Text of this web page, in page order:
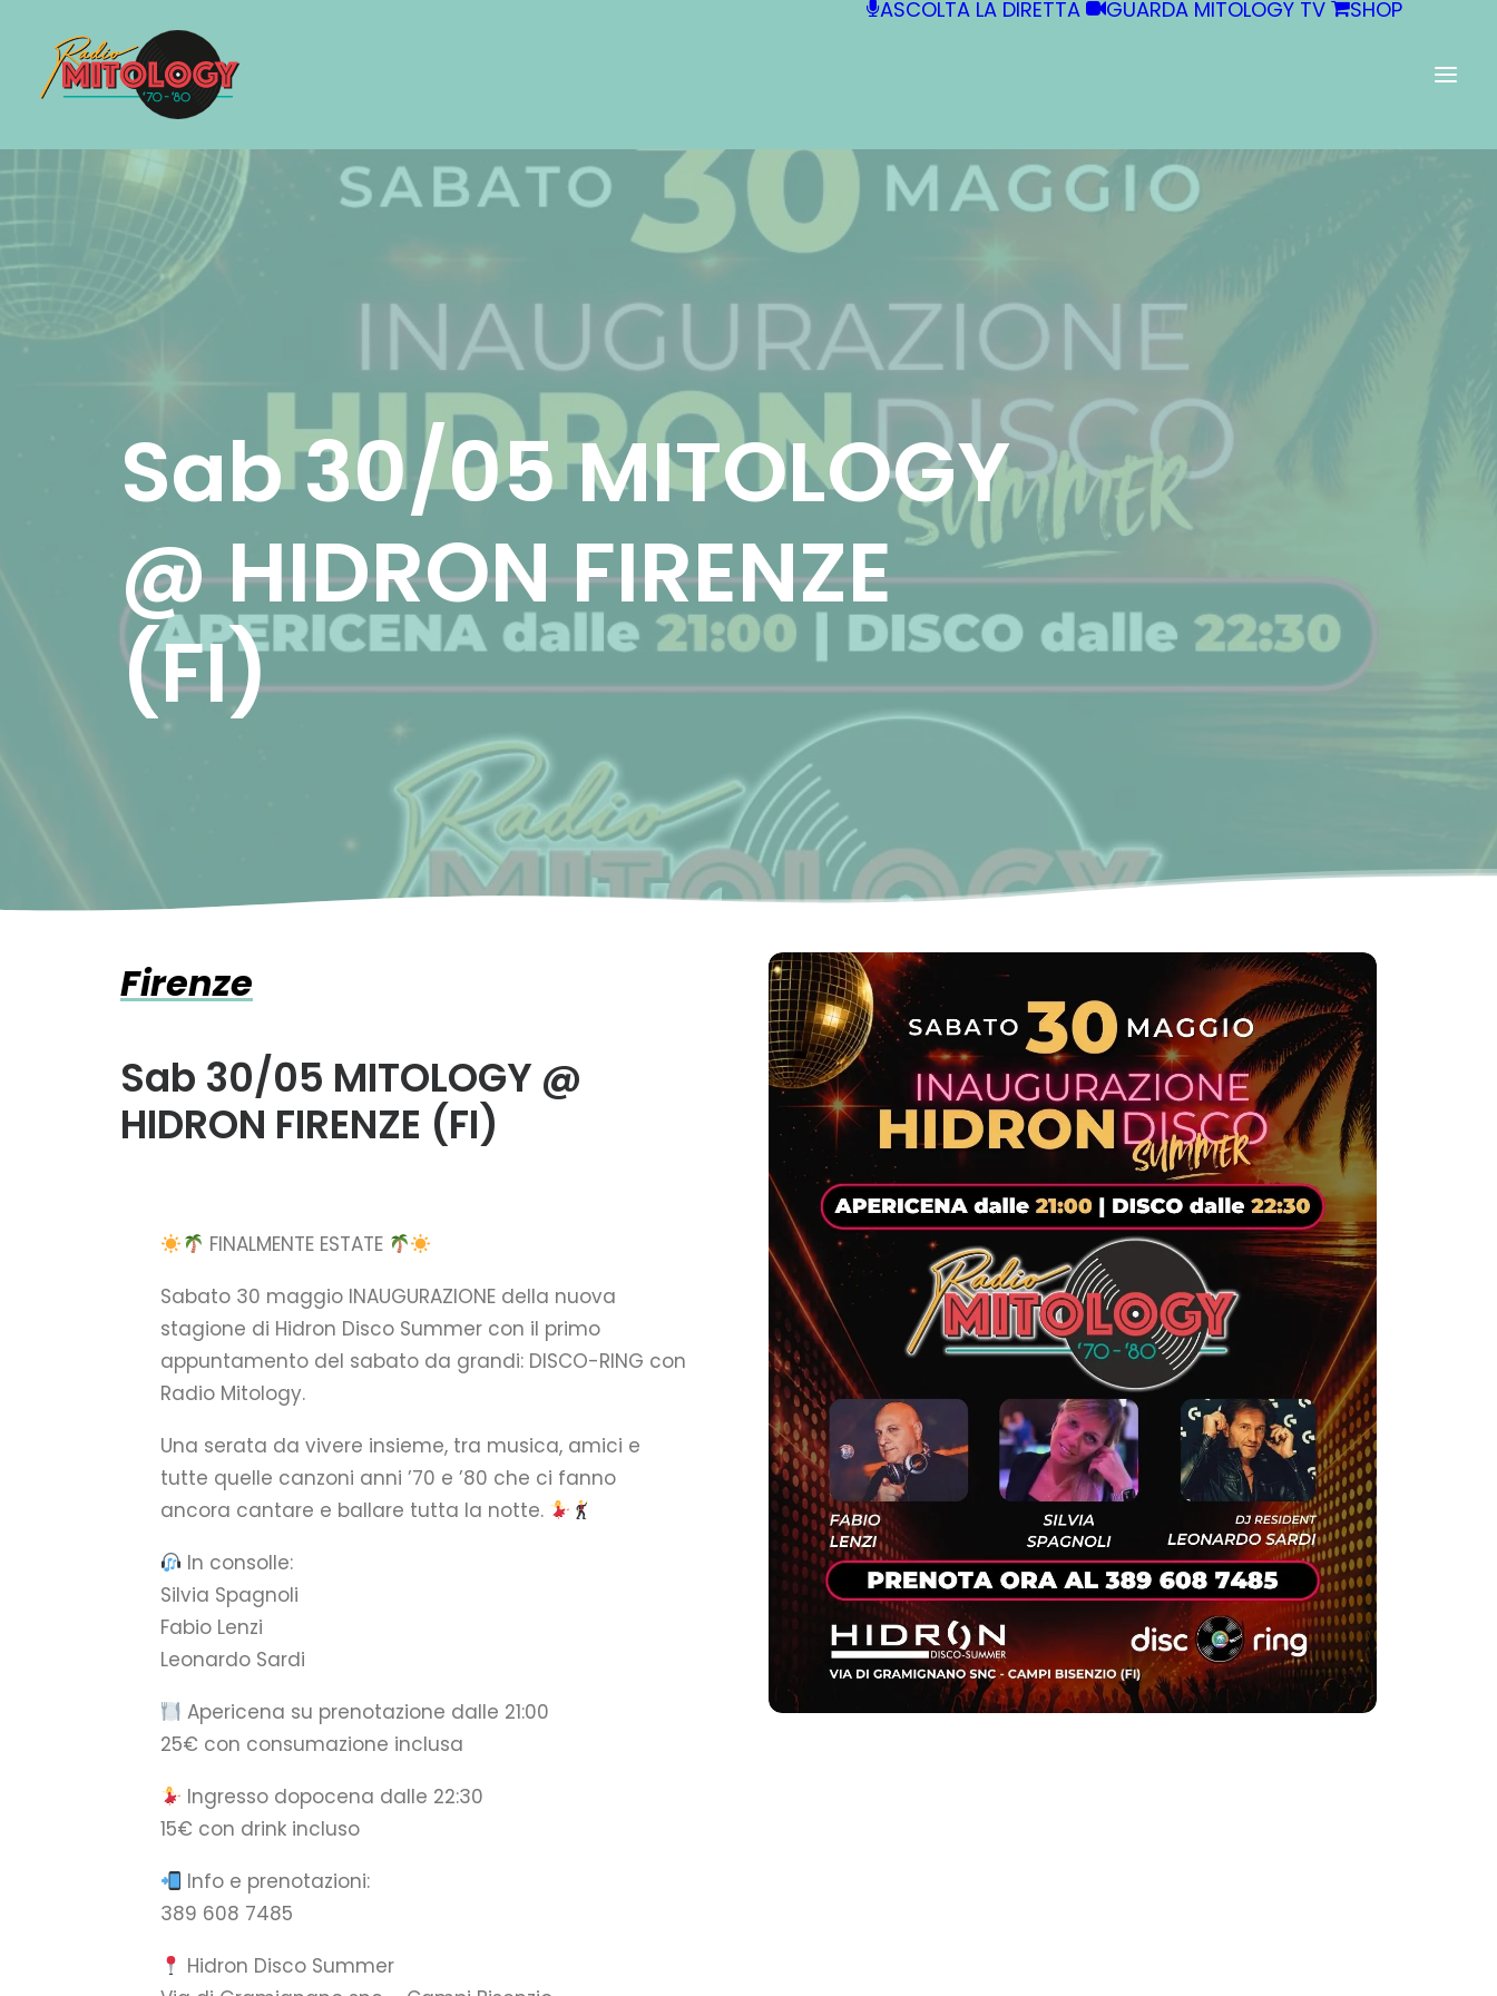
ASCOLTA LA DIRETTA GUARDA MITOLOGY TV SHOP
Sab 30/05 MITOLOGY
@ HIDRON FIRENZE
(FI)
Firenze
Sab 30/05 MITOLOGY @
HIDRON FIRENZE (FI)
FINALMENTE ESTATE
Sabato 30 maggio INAUGURAZIONE della nuova
stagione di Hidron Disco Summer con il primo
appuntamento del sabato da grandi: DISCO-RING con
Radio Mitology.
Una serata da vivere insieme, tra musica, amici e
tutte quelle canzoni anni ’70 e ’80 che ci fanno
ancora cantare e ballare tutta la notte.
In consolle:
Silvia Spagnoli
Fabio Lenzi
Leonardo Sardi
Apericena su prenotazione dalle 21:00
25€ con consumazione inclusa
Ingresso dopocena dalle 22:30
15€ con drink incluso
Info e prenotazioni:
389 608 7485
Hidron Disco Summer